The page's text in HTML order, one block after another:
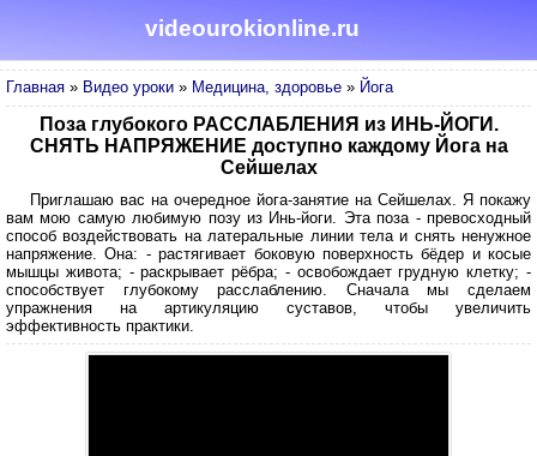
videourokionline.ru
Главная » Видео уроки » Медицина, здоровье » Йога
Поза глубокого РАССЛАБЛЕНИЯ из ИНЬ-ЙОГИ.
СНЯТЬ НАПРЯЖЕНИЕ доступно каждому Йога на
Сейшелах
Приглашаю вас на очередное йога-занятие на Сейшелах. Я покажу
вам мою самую любимую позу из Инь-йоги. Эта поза - превосходный
способ воздействовать на латеральные линии тела и снять ненужное
напряжение. Она: - растягивает боковую поверхность бёдер и косые
мышцы живота; - раскрывает рёбра; - освобождает грудную клетку; -
способствует глубокому расслаблению. Сначала мы сделаем
упражнения на артикуляцию суставов, чтобы увеличить
эффективность практики.